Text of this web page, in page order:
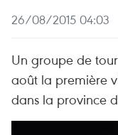
26/08/2015 04:03
Un groupe de
août la première
dans la province